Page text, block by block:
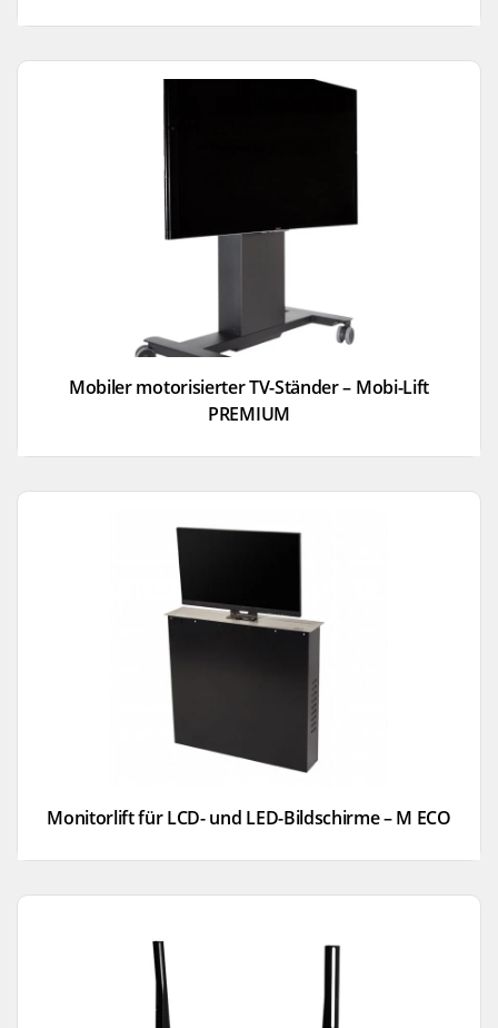
Mobiler motorisierter TV-Ständer – Mobi-Lift
PREMIUM
Monitorlift für LCD- und LED-Bildschirme – M ECO